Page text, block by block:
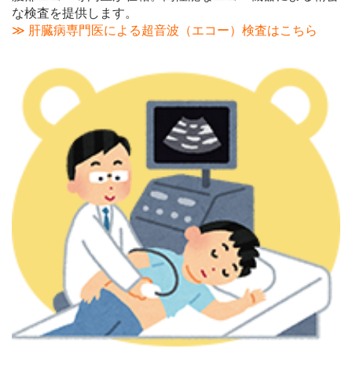
な検査を提供します。
≫ 肝臓病専門医による超音波（エコー）検査はこちら